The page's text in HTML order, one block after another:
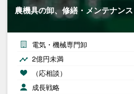
農機具の卸、修繕・メンテナンス
電気・機械専門卸
2億円未満
（応相談）
成長戦略